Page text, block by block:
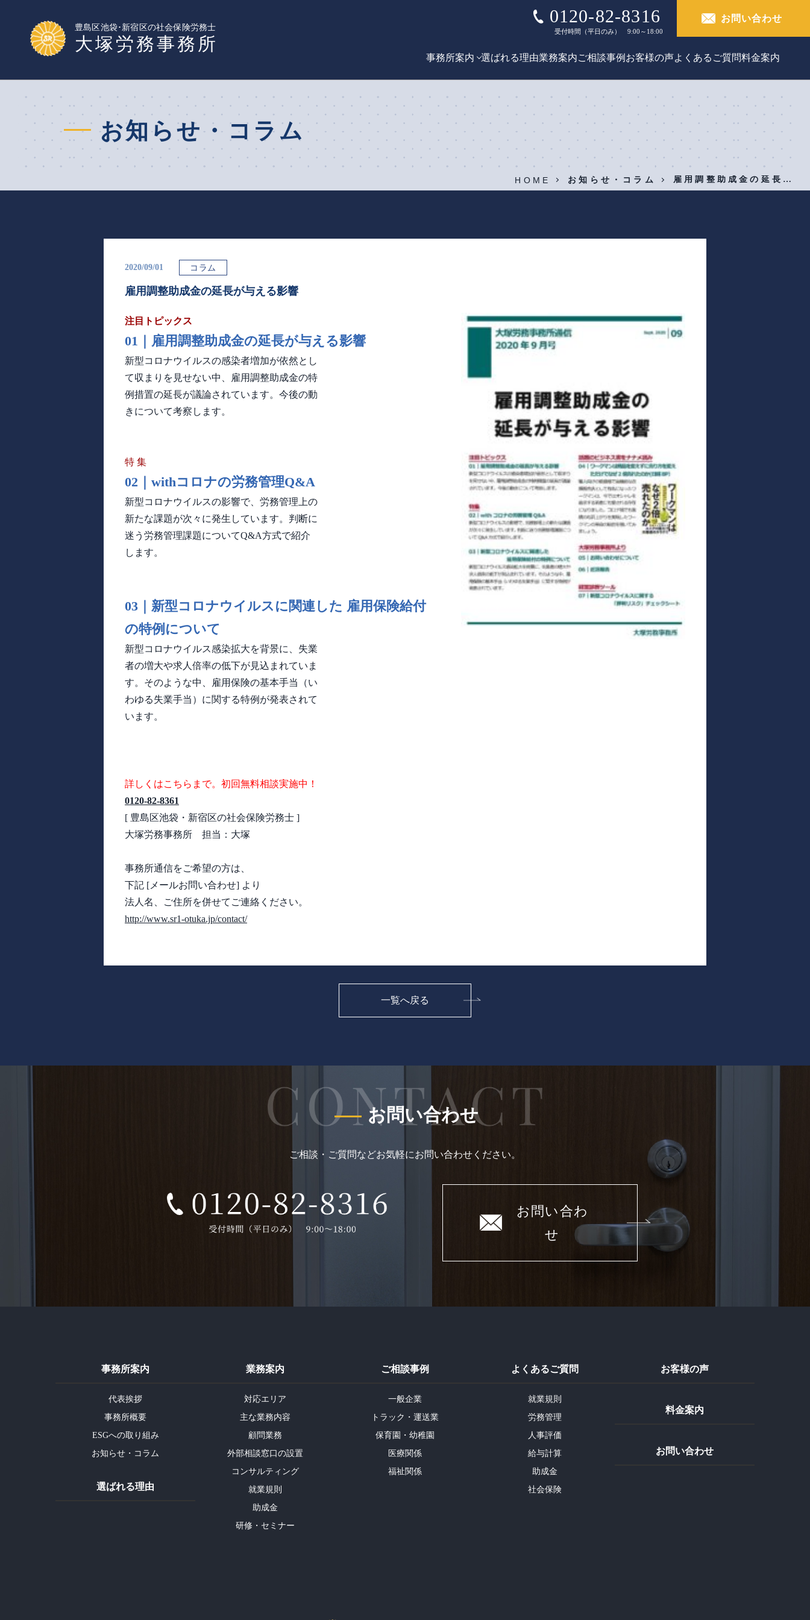
豊島区池袋･新宿区の社会保険労務士
大塚労務事務所
0120-82-8316
受付時間（平日のみ） 9:00～18:00
お問い合わせ
事務所案内 選ばれる理由業務案内ご相談事例 お客様の声よくあるご質問料金案内
お知らせ・コラム
HOME お知らせ・コラム 雇用調整助成金の延長…
2020/09/01 コラム
雇用調整助成金の延長が与える影響
注目トピックス
01｜ 雇用調整助成金の延長が与える影響
新型コロナウイルスの感染者増加が依然とし
て収まりを見せない中、雇用調整助成金の特
例措置の延長が議論されています。今後の動
きについて考察します。
特 集
02｜ withコロナの労務管理Q&A
新型コロナウイルスの影響で、労務管理上の
新たな課題が次々に発生しています。判断に
迷う労務管理課題についてQ&A方式で紹介
します。
03｜ 新型コロナウイルスに関連した 雇用保険給付
の特例について
新型コロナウイルス感染拡大を背景に、失業
者の増大や求人倍率の低下が見込まれていま
す。そのような中、雇用保険の基本手当（い
わゆる失業手当）に関する特例が発表されて
います。
詳しくはこちらまで。初回無料相談実施中！
0120-82-8361
[ 豊島区池袋・新宿区の社会保険労務士 ]
大塚労務事務所 担当：大塚
事務所通信をご希望の方は、
下記 [メールお問い合わせ] より
法人名、ご住所を併せてご連絡ください。
http://www.sr1-otuka.jp/contact/
一覧へ戻る
お問い合わせ
ご相談・ご質問などお気軽にお問い合わせください。
お問い合わ
せ
事務所案内
代表挨拶
事務所概要
ESGへの取り組み
お知らせ・コラム
選ばれる理由
業務案内
対応エリア
主な業務内容
顧問業務
外部相談窓口の設置
コンサルティング
就業規則
助成金
研修・セミナー
ご相談事例
一般企業
トラック・運送業
保育園・幼稚園
医療関係
福祉関係
よくあるご質問
就業規則
労務管理
人事評価
給与計算
助成金
社会保険
お客様の声
料金案内
お問い合わせ